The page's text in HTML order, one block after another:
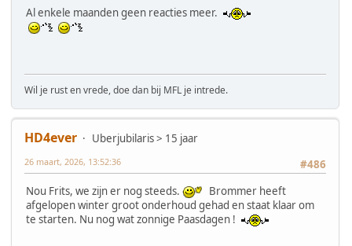
Al enkele maanden geen reacties meer.
Wil je rust en vrede, doe dan bij MFL je intrede.
HD4ever
Uberjubilaris > 15 jaar
#486
26 maart, 2026, 13:52:36
Nou Frits, we zijn er nog steeds.
Brommer heeft
afgelopen winter groot onderhoud gehad en staat klaar om
te starten. Nu nog wat zonnige Paasdagen !